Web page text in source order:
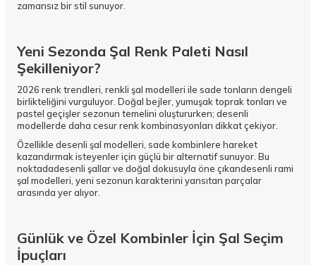
zamansız bir stil sunuyor.
Yeni Sezonda Şal Renk Paleti Nasıl
Şekilleniyor?
2026 renk trendleri, renkli şal modelleri ile sade tonların dengeli
birlikteliğini vurguluyor. Doğal bejler, yumuşak toprak tonları ve
pastel geçişler sezonun temelini oluştururken; desenli
modellerde daha cesur renk kombinasyonları dikkat çekiyor.
Özellikle desenli şal modelleri, sade kombinlere hareket
kazandırmak isteyenler için güçlü bir alternatif sunuyor. Bu
noktadadesenli şallarve doğal dokusuyla öne çıkandesenli rami
şal modelleri, yeni sezonun karakterini yansıtan parçalar
arasında yer alıyor.
Günlük ve Özel Kombinler İçin Şal Seçim
İpuçları